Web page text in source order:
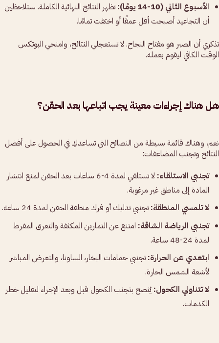
الأسبوع الثاني (10-14 يومًا):
تظهر النتائج النهائية الكاملة. ستلاحظين
أن التجاعيد أصبحت أقل عمقًا أو اختفت تمامًا.
تذكري أن الصبر هو مفتاح النجاح. لا تستعجلي النتائج، وامنحي البوتكس
الوقت الكافي ليقوم بعمله.
هل هناك إجراءات معينة يجب اتباعها بعد الحقن؟
نعم، وهناك قائمة بسيطة من النصائح التي تساعدكِ في الحصول على أفضل
النتائج وتجنب المضاعفات:
تجنبي الاستلقاء:
لا تستلقي لمدة 4-6 ساعات بعد الحقن لمنع انتشار
المادة إلى مناطق غير مرغوبة.
لا تلمسي المنطقة: تجنبي تدليك أو فرك منطقة الحقن لمدة 24 ساعة.
تجنبي الرياضة الشاقة: امتنع عن التمارين المكثفة والتعرق المفرط
لمدة 24-48 ساعة.
ابتعدي عن الحرارة: تجنبي حمامات البخار، الساونا، والتعرض المباشر
لأشعة الشمس الحارة.
لا تتناولي الكحول: يُنصح بتجنب الكحول قبل وبعد الإجراء لتقليل خطر
الكدمات.